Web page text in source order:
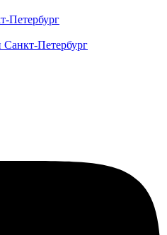
Петербург
Санкт-Петербург